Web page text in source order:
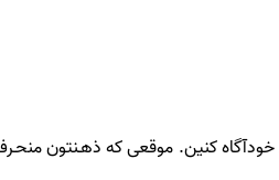
کنین. موقعی که ذهـنتون